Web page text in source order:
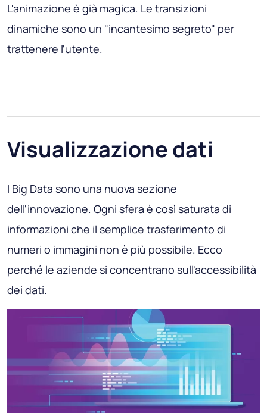
L'animazione è già magica. Le transizioni
dinamiche sono un "incantesimo segreto" per
trattenere l'utente.
Visualizzazione dati
I Big Data sono una nuova sezione
dell'innovazione. Ogni sfera è così saturata di
informazioni che il semplice trasferimento di
numeri o immagini non è più possibile. Ecco
perché le aziende si concentrano sull'accessibilità
dei dati.